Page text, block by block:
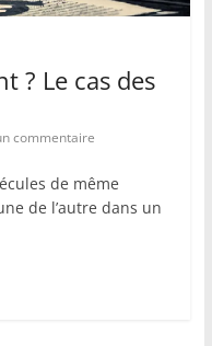
? Le cas des
commentaire
de même
de l’autre dans un